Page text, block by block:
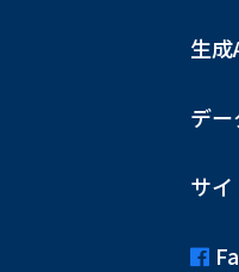
生
デ
サ